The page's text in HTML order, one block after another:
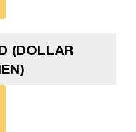
(DOLLAR